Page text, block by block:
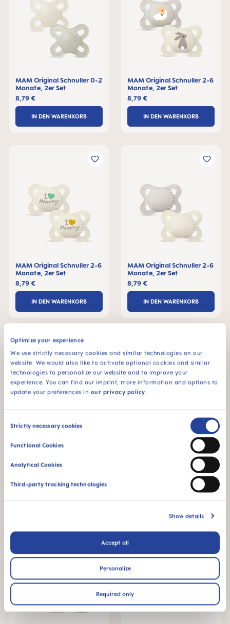
Optimize your experience
We use strictly necessary cookies and similar technologies on our
website. We would also like to activate optional cookies and similar
technologies to personalize our website and to improve your
experience. You can find our imprint, more information and options to
update your preferences in our privacy policy.
Consent
Strictly necessary cookies
Functional Cookies
Analytical Cookies
Third-party tracking technologies
Show details
Accept all
Personalize
Required only
MAM Original Schnuller 0-2
Monate, 2er Set
8,79 €
IN DEN WARENKORB
MAM Original Schnuller 2-6
Monate, 2er Set
8,79 €
IN DEN WARENKORB
MAM Original Schnuller 2-6
Monate, 2er Set
8,79 €
IN DEN WARENKORB
MAM Original Schnuller 2-6
Monate, 2er Set
8,79 €
IN DEN WARENKORB
MAM Original Schnuller 6+
8,79 €
IN DEN WARENKORB
MAM Original Schnuller 0-2
IN DEN WARENKORB